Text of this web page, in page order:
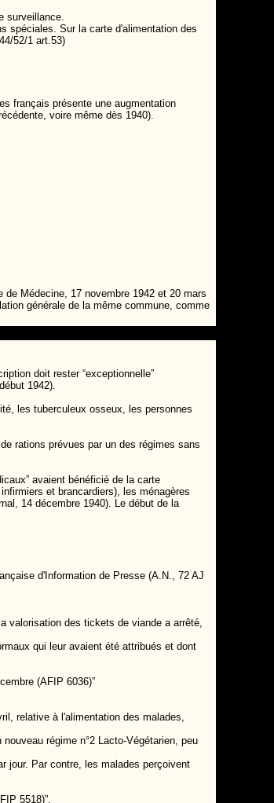
surveillance.
spéciales. Sur la carte d'alimentation des
52/1 art.53)
français présente une augmentation
voire même dès 1940).
Médecine, 17 novembre 1942 et 20 mars
générale de la même commune, comme
doit rester “exceptionnelle”
1942).
les tuberculeux osseux, les personnes
rations prévues par un des régimes sans
avaient bénéficié de la carte
et brancardiers), les ménagères
14 décembre 1940). Le début de la
d'Information de Presse (A.N., 72 AJ
valorisation des tickets de viande a arrêté,
qui leur avaient été attribués et dont
(AFIP 6036)”
relative à l'alimentation des malades,
régime n°2 Lacto-Végétarien, peu
jour. Par contre, les malades perçoivent
5518)”.